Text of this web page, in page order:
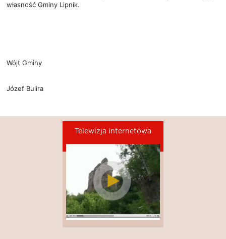
własność Gminy Lipnik.
Wójt Gminy
Józef Bulira
Telewizja internetowa